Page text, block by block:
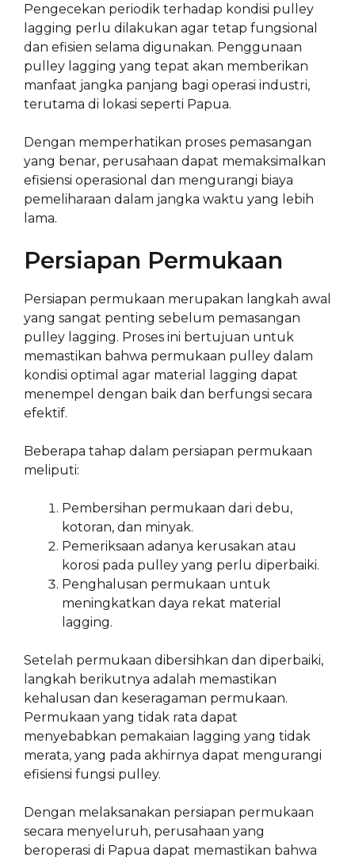
Pengecekan periodik terhadap kondisi pulley
lagging perlu dilakukan agar tetap fungsional
dan efisien selama digunakan. Penggunaan
pulley lagging yang tepat akan memberikan
manfaat jangka panjang bagi operasi industri,
terutama di lokasi seperti Papua.
Dengan memperhatikan proses pemasangan
yang benar, perusahaan dapat memaksimalkan
efisiensi operasional dan mengurangi biaya
pemeliharaan dalam jangka waktu yang lebih
lama.
Persiapan Permukaan
Persiapan permukaan merupakan langkah awal
yang sangat penting sebelum pemasangan
pulley lagging. Proses ini bertujuan untuk
memastikan bahwa permukaan pulley dalam
kondisi optimal agar material lagging dapat
menempel dengan baik dan berfungsi secara
efektif.
Beberapa tahap dalam persiapan permukaan
meliputi:
Pembersihan permukaan dari debu,
kotoran, dan minyak.
Pemeriksaan adanya kerusakan atau
korosi pada pulley yang perlu diperbaiki.
Penghalusan permukaan untuk
meningkatkan daya rekat material
lagging.
Setelah permukaan dibersihkan dan diperbaiki,
langkah berikutnya adalah memastikan
kehalusan dan keseragaman permukaan.
Permukaan yang tidak rata dapat
menyebabkan pemakaian lagging yang tidak
merata, yang pada akhirnya dapat mengurangi
efisiensi fungsi pulley.
Dengan melaksanakan persiapan permukaan
secara menyeluruh, perusahaan yang
beroperasi di Papua dapat memastikan bahwa